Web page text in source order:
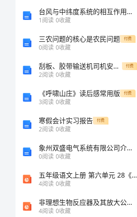
台风与中纬度系统的相互作用及结构变化的开题报告
1阅读 0收藏
三农问题的核心是农民问题 付费
0阅读 0收藏
刮板、胶带输送机司机安生生产责任制 付费
2阅读 0收藏
《呼啸山庄》读后感常用版 付费
3阅读 0收藏
寒假会计实习报告 付费
2阅读 0收藏
象州双盛电气系统有限公司介绍企业发展分析报告
0阅读 0收藏
五年级语文上册 第六单元 28《水墨徽州》配套课件 冀教版-冀教版小学五年级上册语文课件
4阅读 0收藏
非理想生物反应器及其放大公开课一等奖优质课大赛微课获奖课件
4阅读 0收藏